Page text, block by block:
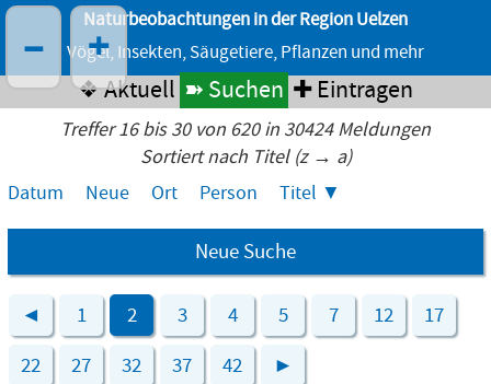
Naturbeobachtungen in der Region Uelzen
Vögel, Insekten, Säugetiere, Pflanzen und mehr
❖ Aktuell ➽ Suchen ✚ Eintragen
Treffer 16 bis 30 von 620 in 30424 Meldungen
Sortiert nach Titel (z → a)
Datum
Neue Ort Person Titel
Neue Suche
◄ 1 2 3 4 5 7 12 17
22 27 32 37 42 ►
– +